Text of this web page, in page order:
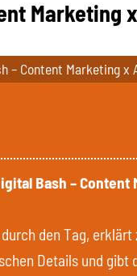
Marketing
– Content Marketing x
Bash – Content
den Tag,
Details und gibt